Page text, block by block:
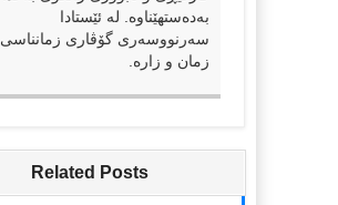
بەدەستهێناوە. لە ئێستادا
سەرنووسەری گۆڤاری زمانناسی
زمان و زارە.
Related Posts